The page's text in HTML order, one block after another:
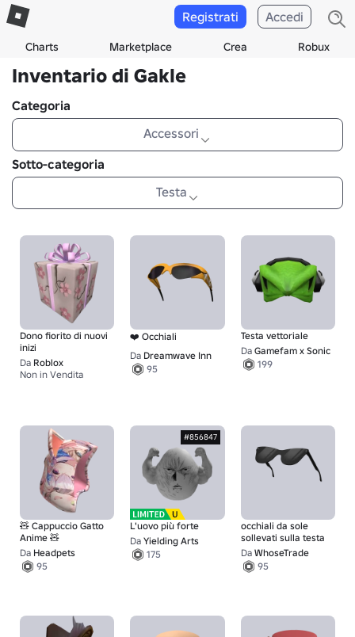
Charts Marketplace Crea Robux
Registrati Accedi
Inventario di Gakle
Categoria
Accessori
Sotto-categoria
Testa
Dono fiorito di nuovi
inizi
Da Roblox
Non in Vendita
1
❤️ Occhiali
Da Dreamwave Inn
95
Testa vettoriale
Da Gamefam x Sonic
199
🧸 Cappuccio Gatto
Anime 🧸
Da Headpets
95
#856847
L'uovo più forte
Da Yielding Arts
175
occhiali da sole
sollevati sulla testa
Da WhoseTrade
95